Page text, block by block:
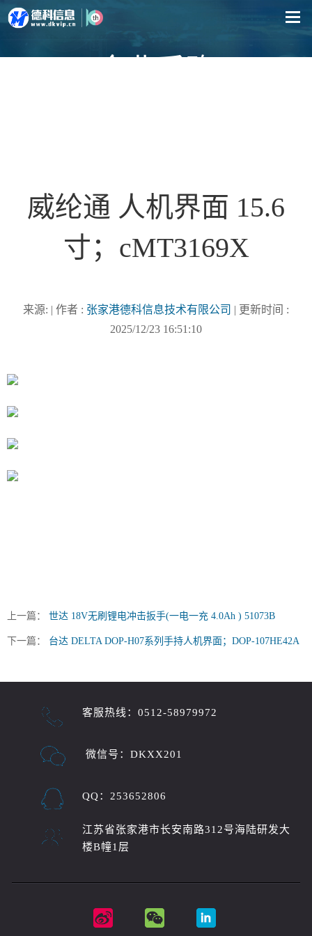
威纶通 人机界面 15.6
寸；cMT3169X
来源: | 作者 : 张家港德科信息技术有限公司 | 更新时间 :
2025/12/23 16:51:10
上一篇： 世达 18V无刷锂电冲击扳手(一电一充 4.0Ah ) 51073B
下一篇： 台达 DELTA DOP-H07系列手持人机界面；DOP-107HE42A
客服热线：0512-58979972
微信号：DKXX201
QQ：253652806
江苏省张家港市长安南路312号海陆研发大
楼B幢1层